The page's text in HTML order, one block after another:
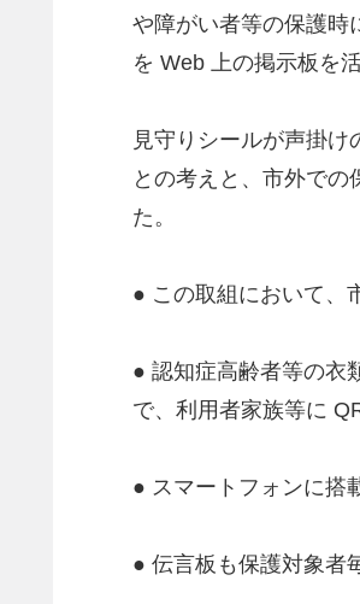
や障がい者等の保護時
を Web 上の掲示板を
見守りシールが声掛
との考えと、市外で
た。
● この取組において、
● 認知症高齢者等の衣
で、利用者家族等に
● スマートフォンに搭
● 伝言板も保護対象者